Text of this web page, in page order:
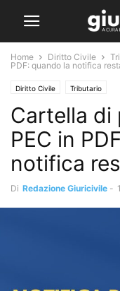
Home Diritto Civile
PDF: quando la notifica
Diritto Civile Tributario
Cartella di
PEC in
notifica
Di Redazione Giuricivile -